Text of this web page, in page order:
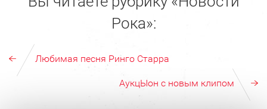
Рока»:
Любимая песня Ринго Старра
АукцЫон с новым клипом